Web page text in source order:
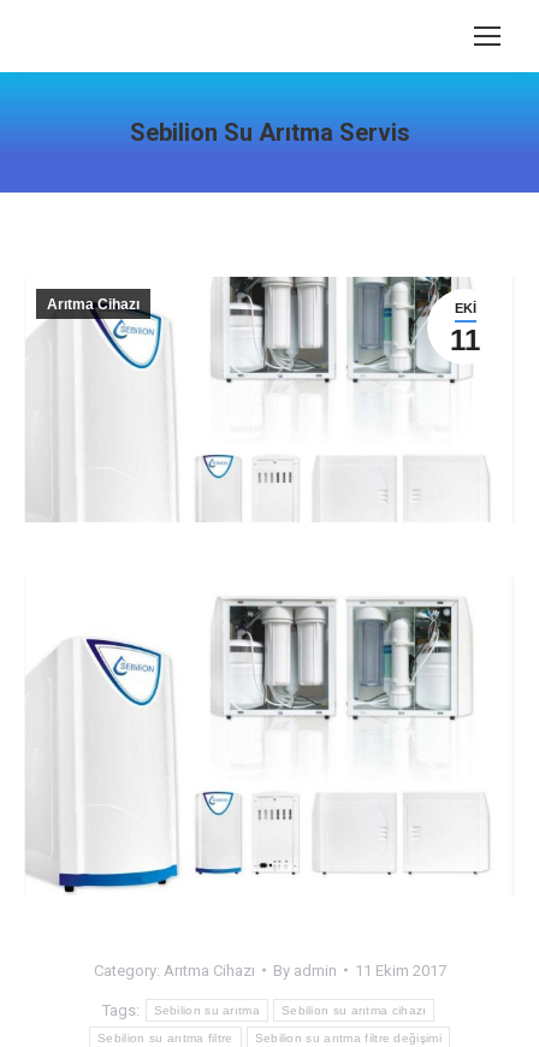
Sebilion Su Arıtma Servis
EKI
11
Arıtma Cihazı
Category: Arıtma Cihazı By admin 11 Ekim 2017
Tags: Sebilion su arıtma Sebilion su arıtma cihazı
Sebilion su arıtma filtre Sebilion su arıtma filtre değişimi